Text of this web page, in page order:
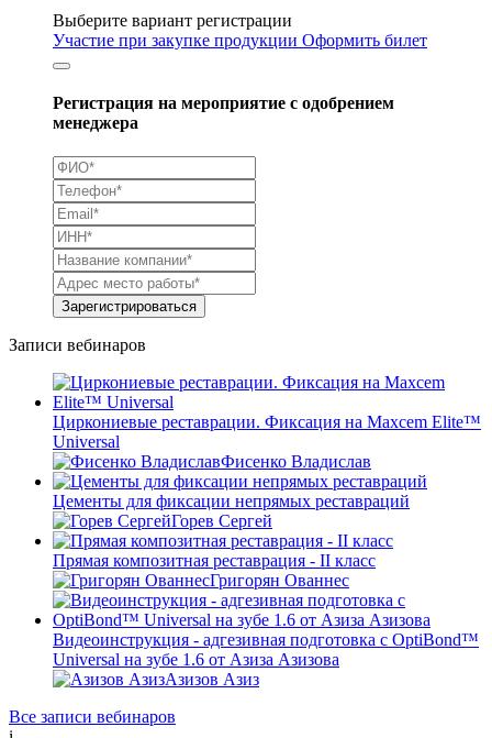
Выберите вариант регистрации
Участие при закупке продукции Оформить билет
Регистрация на мероприятие с одобрением
менеджера
Зарегистрироваться
Записи вебинаров
Циркониевые реставрации. Фиксация на Maxcem Elite™
Universal
Фисенко Владислав
Цементы для фиксации непрямых реставраций
Горев Сергей
Прямая композитная реставрация - II класс
Григорян Ованнес
Видеоинструкция - адгезивная подготовка с OptiBond™
Universal на зубе 1.6 от Азиза Азизова
Азизов Азиз
Все записи вебинаров